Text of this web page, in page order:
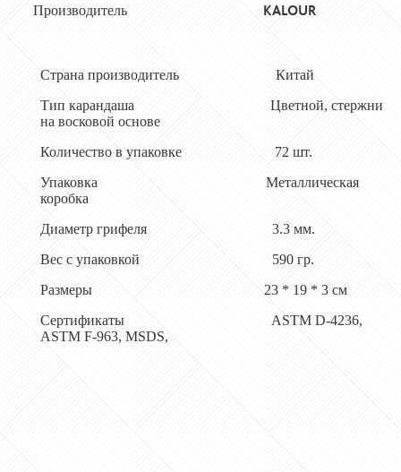
Производитель KALOUR
Страна производитель Китай
Тип карандаша Цветной, стержни
на восковой основе
Количество в упаковке 72 шт.
Упаковка Металлическая
коробка
Диаметр грифеля 3.3 мм.
Вес с упаковкой 590 гр.
Размеры 23 * 19 * 3 см
Сертификаты ASTM D-4236,
ASTM F-963, MSDS,